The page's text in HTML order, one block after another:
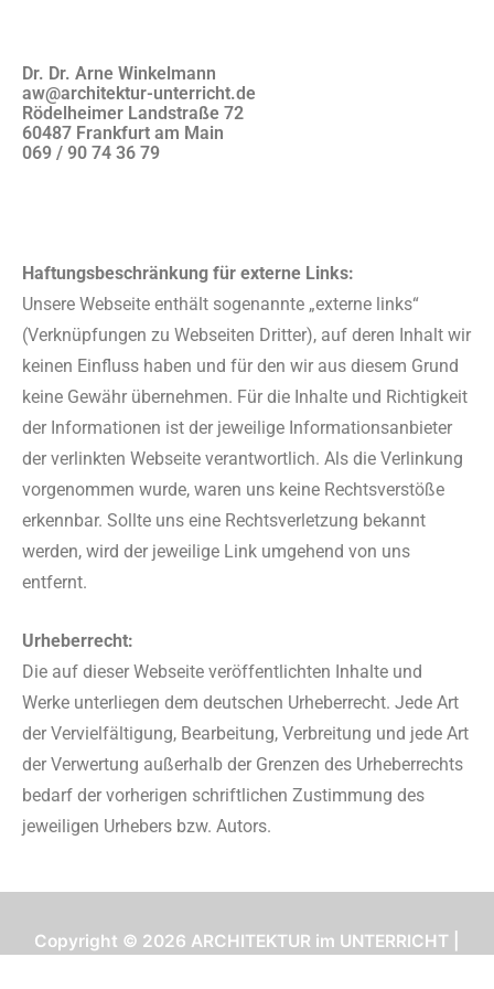
Dr. Dr. Arne Winkelmann
aw@architektur-unterricht.de
Rödelheimer Landstraße 72
60487 Frankfurt am Main
069 / 90 74 36 79
Haftungsbeschränkung für externe Links:
Unsere Webseite enthält sogenannte „externe links“
(Verknüpfungen zu Webseiten Dritter), auf deren Inhalt wir
keinen Einfluss haben und für den wir aus diesem Grund
keine Gewähr übernehmen. Für die Inhalte und Richtigkeit
der Informationen ist der jeweilige Informationsanbieter
der verlinkten Webseite verantwortlich. Als die Verlinkung
vorgenommen wurde, waren uns keine Rechtsverstöße
erkennbar. Sollte uns eine Rechtsverletzung bekannt
werden, wird der jeweilige Link umgehend von uns
entfernt.
Urheberrecht:
Die auf dieser Webseite veröffentlichten Inhalte und
Werke unterliegen dem deutschen Urheberrecht. Jede Art
der Vervielfältigung, Bearbeitung, Verbreitung und jede Art
der Verwertung außerhalb der Grenzen des Urheberrechts
bedarf der vorherigen schriftlichen Zustimmung des
jeweiligen Urhebers bzw. Autors.
Copyright © 2026 ARCHITEKTUR im UNTERRICHT